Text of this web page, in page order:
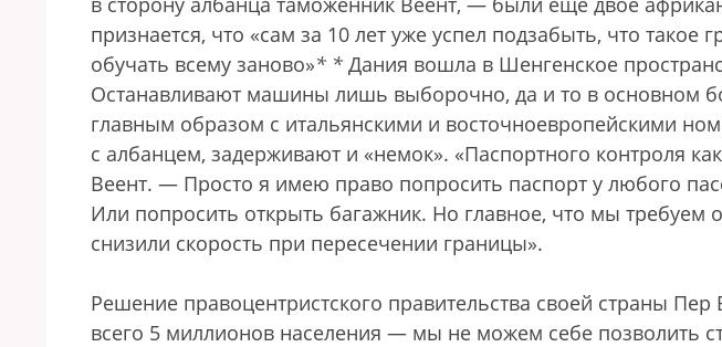
признается, что «сам за 10 лет уже успел подзабыть, что такое
обучать всему заново»* * Дания вошла в Шенгенское
Останавливают машины лишь выборочно, да и то в основном
главным образом с итальянскими и восточноевропейскими
с албанцем, задерживают и «немок». «Паспортного контроля
Веент. — Просто я имею право попросить паспорт у любого
Или попросить открыть багажник. Но главное, что мы требуем
снизили скорость при пересечении границы».
Решение правоцентристского правительства своей страны
всего 5 миллионов населения — мы не можем себе позволить